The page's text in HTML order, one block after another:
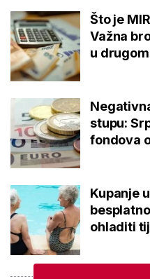
Što je
Važna
u
stupu:
fondova
Kupanje
ohladiti